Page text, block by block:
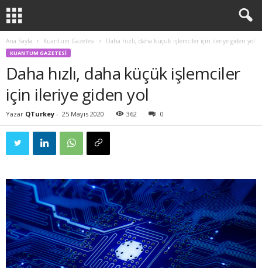
Ana Sayfa Kuantum Gazetesi Daha hızlı, daha küçük işlemciler için ileriye giden yol
KUANTUM GAZETESI
Daha hızlı, daha küçük işlemciler
için ileriye giden yol
Yazar QTurkey - 25 Mayıs 2020 362 0